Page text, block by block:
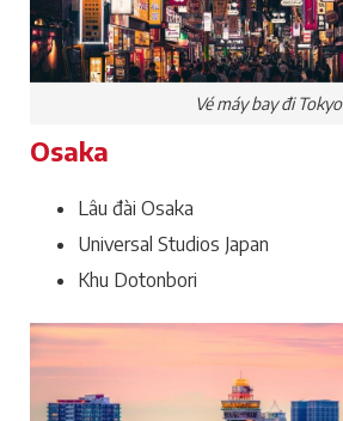
Vé máy bay đi Tokyo
Osaka
Lâu đài Osaka
Universal Studios Japan
Khu Dotonbori